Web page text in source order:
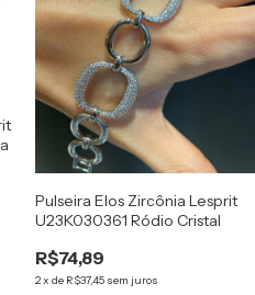
Pulseira Elos Zircônia Lesprit
U23K030361 Ródio Cristal
R$74,89
2xde R$37,45 sem juros